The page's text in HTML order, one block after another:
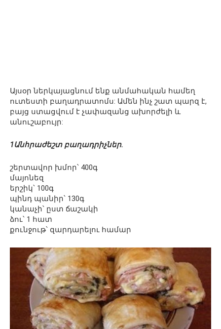
Այսօր ներկայացնում ենք անմահական համեղ
ուտեստի բաղադրատոմս: Ամեն ինչ շատ պարզ է,
բայց ստացվում է չափազանց ախորժելի և
անուշաբույր:
1Անհրաժեշտ բաղադրիչներ.
շերտավոր խմոր՝ 400գ
մայոնեզ
երշիկ՝ 100գ
պինդ պանիր՝ 130գ
կանաչի՝ ըստ ճաշակի
ձու՝ 1 հատ
քունջութ՝ զարդարելու համար